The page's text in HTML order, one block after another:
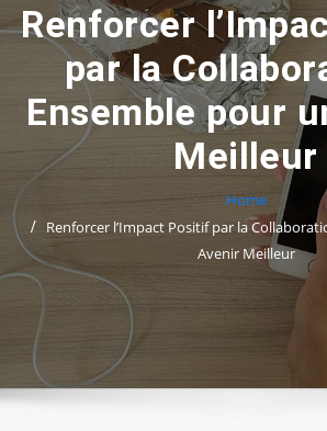
Renforcer
par la
Ensemble pour
Meilleur
Home
Renforcer l’Impact Positif par la
Avenir Meilleur